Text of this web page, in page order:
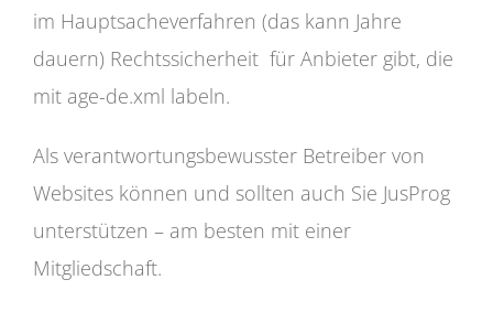
im Hauptsacheverfahren (das kann Jahre
dauern) Rechtssicherheit für Anbieter gibt, die
mit age-de.xml labeln.
Als verantwortungsbewusster Betreiber von
Websites können und sollten auch Sie JusProg
unterstützen – am besten mit einer
Mitgliedschaft.